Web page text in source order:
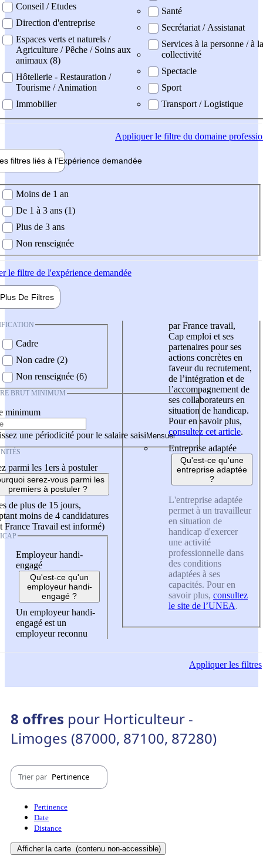
Conseil / Etudes
Direction d'entreprise
Espaces verts et naturels /
Agriculture / Pêche / Soins aux
animaux (8)
Hôtellerie - Restauration /
Tourisme / Animation
Immobilier
Santé
Secrétariat / Assistanat
Services à la personne / à la
collectivité
Spectacle
Sport
Transport / Logistique
Appliquerle filtre du domaine
filtres liés à l'Expérience demandée
demandée
Moins de 1 an
De 1 à 3 ans (1)
Plus de 3 ans
Non renseignée
le filtre de l'expérience demandée
Plus De Filtres
Cadre
Non cadre (2)
Non renseignée (6)
BRUT MINIMUM
minimum
une périodicité pour le salaire saisi
parmi les 1ers à postuler
serez-vous parmi les
premiers à postuler ?
de plus de 15 jours,
moins de 4 candidatures
France Travail est informé)
Employeur handi-
engagé
Qu'est-ce qu'un
employeur handi-
engagé ?
Un employeur handi-
engagé est un
employeur reconnu
par France travail,
Cap emploi et ses
partenaires pour ses
actions concrètes en
faveur du recrutement,
de l’intégration et de
l’accompagnement de
ses collaborateurs en
situation de handicap.
Pour en savoir plus,
consultez cet article.
Entreprise adaptée
Qu'est-ce qu'une
entreprise adaptée
?
L'entreprise adaptée
permet à un travailleur
en situation de
handicap d'exercer
une activité
professionnelle dans
des conditions
adaptées à ses
capacités. Pour en
savoir plus, consultez
le site de l’UNEA.
Appliquerles filtres
8 offres pour Horticulteur -
Limoges (87000, 87100, 87280)
Trier par Pertinence
Pertinence
Date
Distance
Afficher la carte (contenu non-accessible)